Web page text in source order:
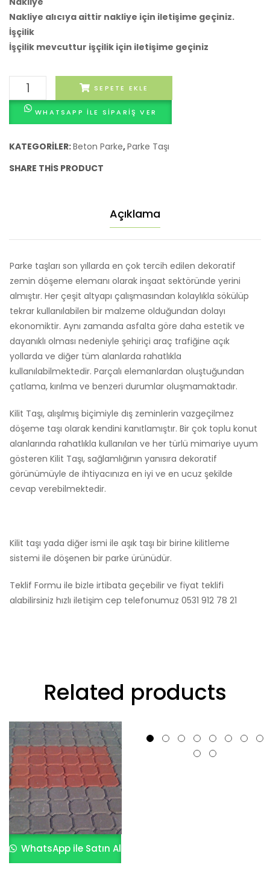
Nakliye alıcıya aittir nakliye için iletişime geçiniz.
İşçilik
İşçilik mevcuttur işçilik için iletişime geçiniz
Taşı
Taşı
adet
SEPETE EKLE
WHATSAPP ILE SIPARIŞ VER
KATEGORILER:Beton Parke,Parke Taşı
SHARE THIS PRODUCT
Açıklama
Parke taşları son yıllarda en çok tercih edilen dekoratif
zemin döşeme elemanı olarak inşaat sektöründe yerini
almıştır. Her çeşit altyapı çalışmasından kolaylıkla sökülüp
tekrar kullanılabilen bir malzeme olduğundan dolayı
ekonomiktir. Aynı zamanda asfalta göre daha estetik ve
dayanıklı olması nedeniyle şehiriçi araç trafiğine açık
yollarda ve diğer tüm alanlarda rahatlıkla
kullanılabilmektedir. Parçalı elemanlardan oluştuğundan
çatlama, kırılma ve benzeri durumlar oluşmamaktadır.
Kilit Taşı, alışılmış biçimiyle dış zeminlerin vazgeçilmez
döşeme taşı olarak kendini kanıtlamıştır. Bir çok toplu konut
alanlarında rahatlıkla kullanılan ve her türlü mimariye uyum
gösteren Kilit Taşı, sağlamlığının yanısıra dekoratif
görünümüyle de ihtiyacınıza en iyi ve en ucuz şekilde
cevap verebilmektedir.
Kilit taşı yada diğer ismi ile aşık taşı bir birine kilitleme
sistemi ile döşenen bir parke ürünüdür.
Teklif Formu ile bizle irtibata geçebilir ve fiyat teklifi
alabilirsiniz hızlı iletişim cep telefonumuz 0531 912 78 21
Related products
WhatsApp ile Satın Al